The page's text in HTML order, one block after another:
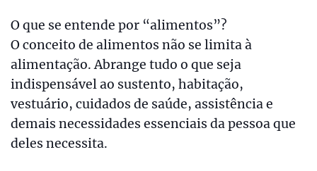
O que se entende por “alimentos”?
O conceito de alimentos não se limita à
alimentação. Abrange tudo o que seja
indispensável ao sustento, habitação,
vestuário, cuidados de saúde, assistência e
demais necessidades essenciais da pessoa que
deles necessita.